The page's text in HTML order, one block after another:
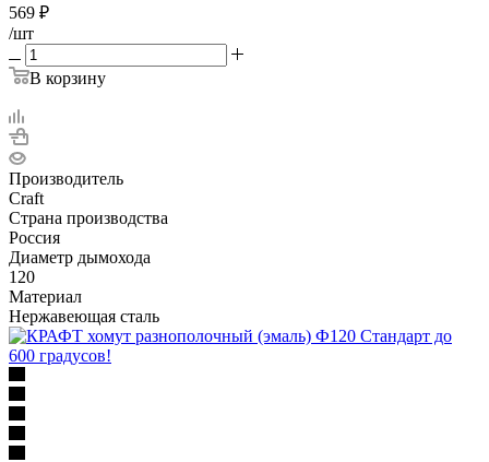
569 ₽
/шт
В корзину
Производитель
Craft
Страна производства
Россия
Диаметр дымохода
120
Материал
Нержавеющая сталь